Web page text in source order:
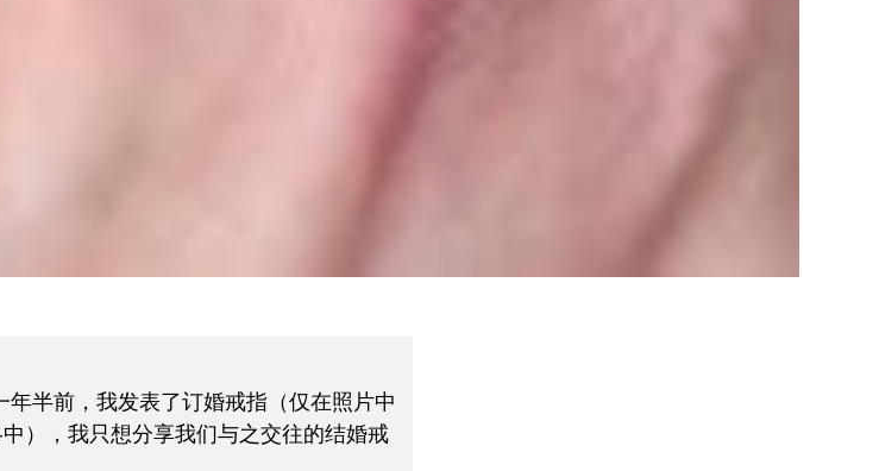
年半前，我发表了订婚戒指（仅在照片中
），我只想分享我们与之交往的结婚戒